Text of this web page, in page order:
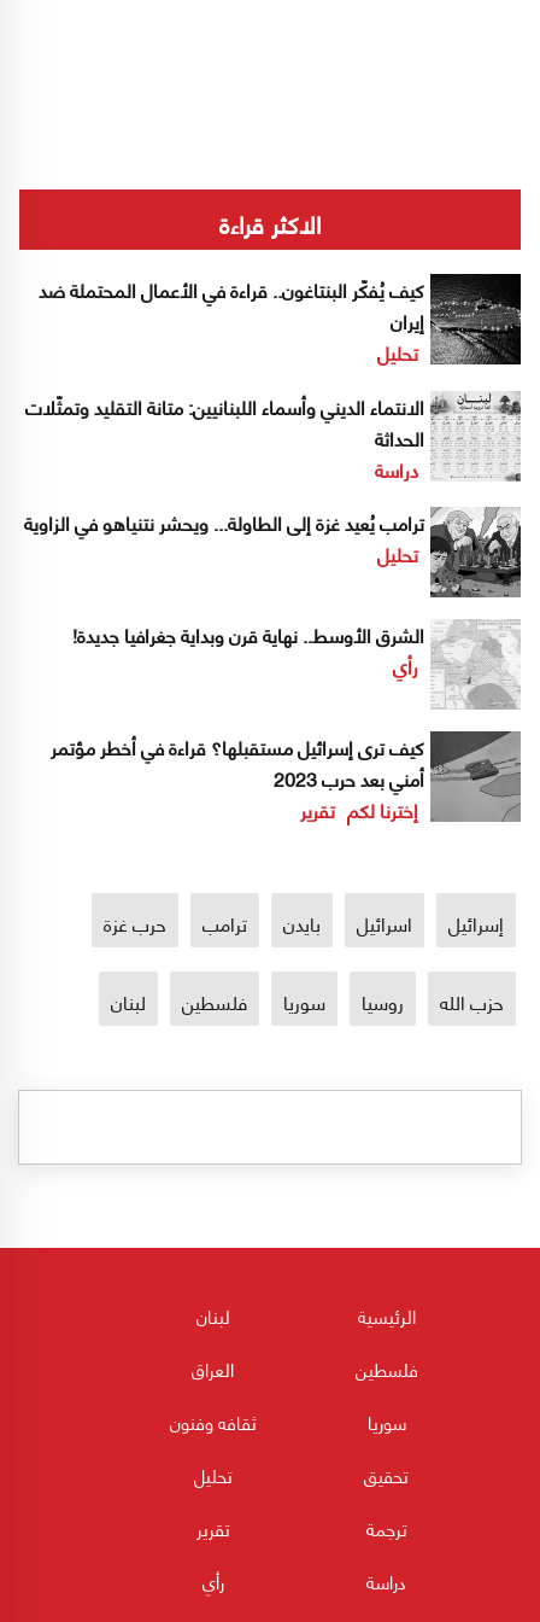
الاكثر قراءة
كيف يُفكّر البنتاغون.. قراءة في الأعمال المحتملة ضد
إيران
تحليل
الانتماء الديني وأسماء اللبنانيين: متانة التقليد وتمثّلات
الحداثة
دراسة
ترامب يُعيد غزة إلى الطاولة... ويحشر نتنياهو في الزاوية
تحليل
الشرق الأوسط.. نهاية قرن وبداية جغرافيا جديدة!
رأي
كيف ترى إسرائيل مستقبلها؟ قراءة في أخطر مؤتمر
أمني بعد حرب 2023
إخترنا لكم تقرير
إسرائيل اسرائيل بايدن ترامب حرب غزة
حزب الله روسيا سوريا فلسطين لبنان
الرئيسية
لبنان
فلسطين
العراق
سوريا
ثقافه وفنون
تحقيق
تحليل
ترجمة
تقرير
دراسة
رأي